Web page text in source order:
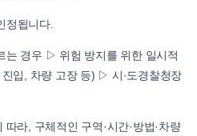
정됩니다.
는 경우 ▷ 위험 방지를 위한 일시적
입, 차량 고장 등) ▷ 시·도경찰청장
라, 구체적인 구역·시간·방법·차량